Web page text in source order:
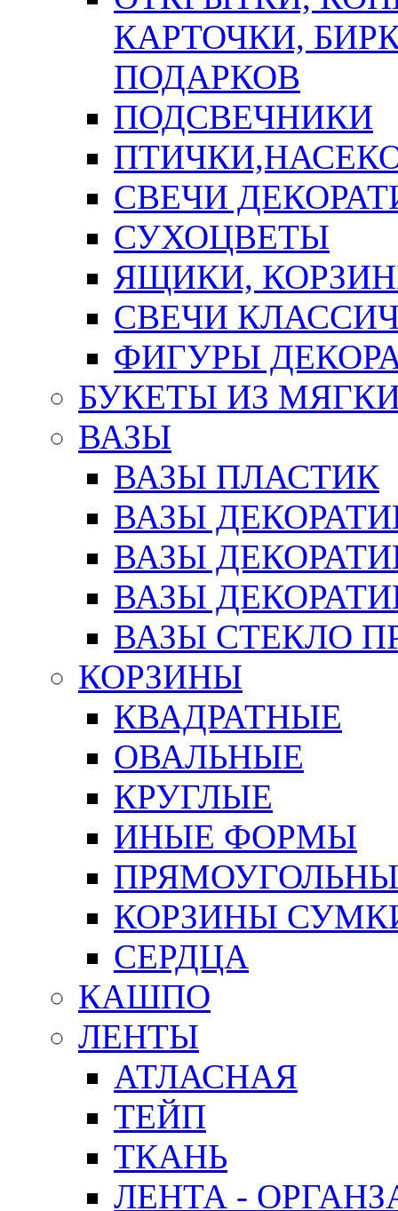
КАРТОЧКИ,
ПОДАРКОВ
ПОДСВЕЧНИКИ
СВЕЧИ
СУХОЦВЕТЫ
ЯЩИКИ,
СВЕЧИ
ФИГУРЫ
БУКЕТЫ ИЗ
ВАЗЫ
ВАЗЫ ПЛАСТИК
ВАЗЫ
ВАЗЫ
ВАЗЫ
ВАЗЫ СТЕКЛО
КОРЗИНЫ
КВАДРАТНЫЕ
ОВАЛЬНЫЕ
КРУГЛЫЕ
ИНЫЕ ФОРМЫ
КОРЗИНЫ
СЕРДЦА
КАШПО
ЛЕНТЫ
АТЛАСНАЯ
ТЕЙП
ТКАНЬ
ЛЕНТА -